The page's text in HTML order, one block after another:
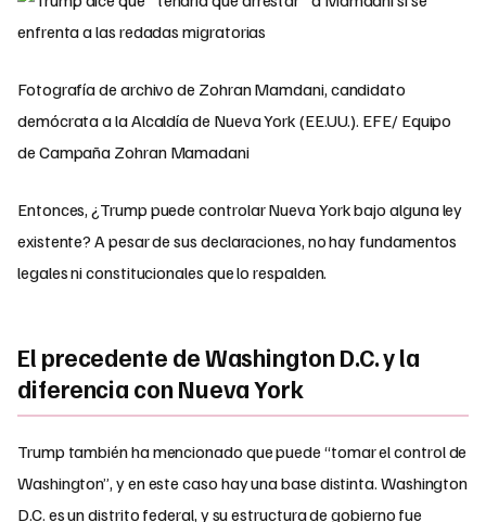
Fotografía de archivo de Zohran Mamdani, candidato
demócrata a la Alcaldía de Nueva York (EE.UU.). EFE/ Equipo
de Campaña Zohran Mamadani
Entonces, ¿Trump puede controlar Nueva York bajo alguna ley
existente? A pesar de sus declaraciones, no hay fundamentos
legales ni constitucionales que lo respalden.
El precedente de Washington D.C. y la
diferencia con Nueva York
Trump también ha mencionado que puede “tomar el control de
Washington”, y en este caso hay una base distinta. Washington
D.C. es un distrito federal, y su estructura de gobierno fue